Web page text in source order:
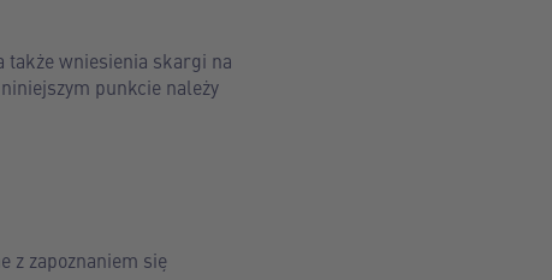
także wniesienia skargi na
punkcie należy
z zapoznaniem się